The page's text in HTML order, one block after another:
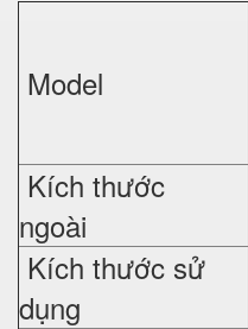
Model
Kích thước
ngoài
Kích thước sử
dụng